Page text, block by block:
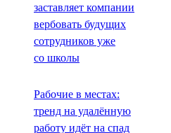
заставляет компании
вербовать будущих
сотрудников уже
со школы
Рабочие в местах:
тренд на удалённую
работу идёт на спад